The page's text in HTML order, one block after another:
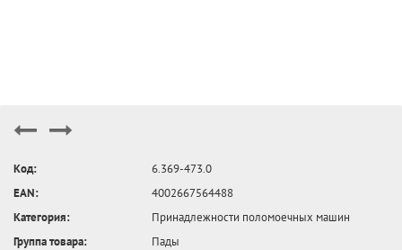
Код:
6.369-473.0
EAN:
4002667564488
Категория:
Принадлежности поломоечных машин
Группа товара:
Пады